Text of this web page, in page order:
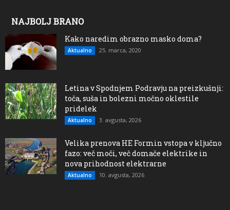
NAJBOLJ BRANO
Kako naredim obrazno masko doma?
Aktualno 25. marca, 2020
Letina v Spodnjem Podravju na preizkušnji:
toča, suša in bolezni močno oklestile
pridelek
Aktualno 3. avgusta, 2026
Velika prenova HE Formin vstopa v ključno
fazo: več moči, več domače elektrike in
nova prihodnost elektrarne
Aktualno 10. avgusta, 2026